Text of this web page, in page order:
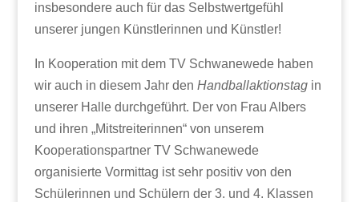
insbesondere auch für das Selbstwertgefühl
unserer jungen Künstlerinnen und Künstler!
In Kooperation mit dem TV Schwanewede haben
wir auch in diesem Jahr den Handballaktionstag in
unserer Halle durchgeführt. Der von Frau Albers
und ihren „Mitstreiterinnen“ von unserem
Kooperationspartner TV Schwanewede
organisierte Vormittag ist sehr positiv von den
Schülerinnen und Schülern der 3. und 4. Klassen